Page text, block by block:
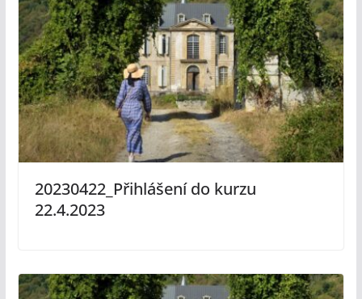
20230422_Přihlášení do kurzu
22.4.2023